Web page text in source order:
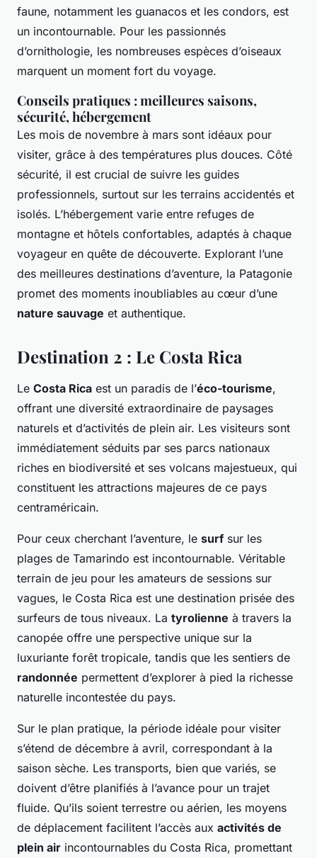
faune, notamment les guanacos et les condors, est
un incontournable. Pour les passionnés
d’ornithologie, les nombreuses espèces d’oiseaux
marquent un moment fort du voyage.
Conseils pratiques : meilleures saisons,
sécurité, hébergement
Les mois de novembre à mars sont idéaux pour
visiter, grâce à des températures plus douces. Côté
sécurité, il est crucial de suivre les guides
professionnels, surtout sur les terrains accidentés et
isolés. L’hébergement varie entre refuges de
montagne et hôtels confortables, adaptés à chaque
voyageur en quête de découverte. Explorant l’une
des meilleures destinations d’aventure, la Patagonie
promet des moments inoubliables au cœur d’une
nature sauvage et authentique.
Destination 2 : Le Costa Rica
Le Costa Rica est un paradis de l’éco-tourisme,
offrant une diversité extraordinaire de paysages
naturels et d’activités de plein air. Les visiteurs sont
immédiatement séduits par ses parcs nationaux
riches en biodiversité et ses volcans majestueux, qui
constituent les attractions majeures de ce pays
centraméricain.
Pour ceux cherchant l’aventure, le surfsur les
plages de Tamarindo est incontournable. Véritable
terrain de jeu pour les amateurs de sessions sur
vagues, le Costa Rica est une destination prisée des
surfeurs de tous niveaux. La tyrolienne à travers la
canopée offre une perspective unique sur la
luxuriante forêt tropicale, tandis que les sentiers de
randonnée permettent d’explorer à pied la richesse
naturelle incontestée du pays.
Sur le plan pratique, la période idéale pour visiter
s’étend de décembre à avril, correspondant à la
saison sèche. Les transports, bien que variés, se
doivent d’être planifiés à l’avance pour un trajet
fluide. Qu’ils soient terrestre ou aérien, les moyens
de déplacement facilitent l’accès aux activités de
plein air incontournables du Costa Rica, promettant